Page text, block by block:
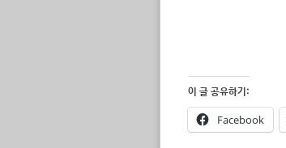
이 글 공유하기:
Facebook